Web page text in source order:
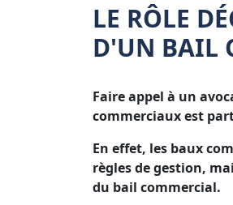
LE RÔLE
D'UN BAIL
Faire appel à un
commerciaux est
En effet, les baux
règles de gestion,
du bail commercial.